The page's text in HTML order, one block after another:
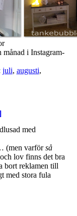
månad i Instagram-
juli, augusti,
med
(men varförså
lov finns det bra
bort reklamen till
med stora fula